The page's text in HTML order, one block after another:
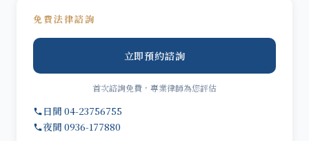
免費法律諮詢
立即預約諮詢
首次諮詢免費，專業律師為您評估
日間 04-23756755
夜間 0936-177880